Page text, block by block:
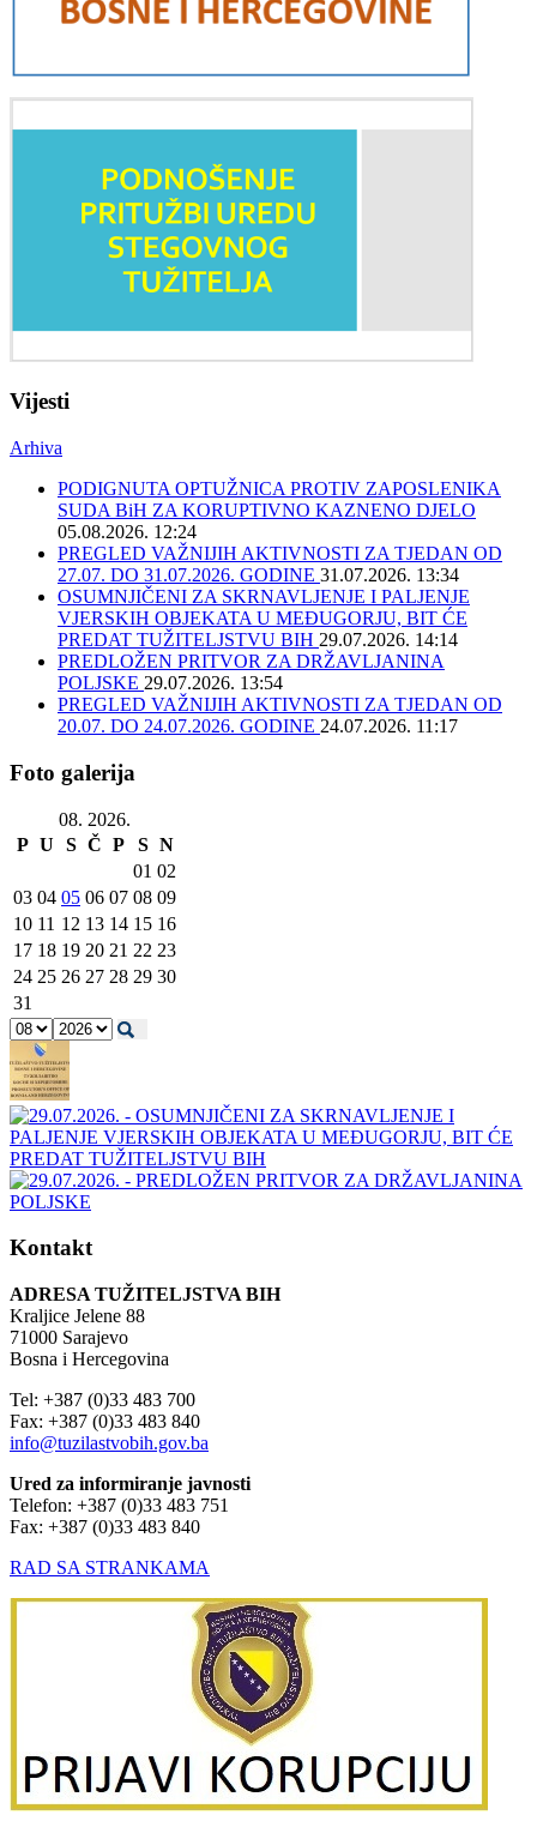
Vijesti
Arhiva
PODIGNUTA OPTUŽNICA PROTIV ZAPOSLENIKA
SUDA BiH ZA KORUPTIVNO KAZNENO DJELO
05.08.2026. 12:24
PREGLED VAŽNIJIH AKTIVNOSTI ZA TJEDAN OD
27.07. DO 31.07.2026. GODINE 31.07.2026. 13:34
OSUMNJIČENI ZA SKRNAVLJENJE I PALJENJE
VJERSKIH OBJEKATA U MEĐUGORJU, BIT ĆE
PREDAT TUŽITELJSTVU BIH 29.07.2026. 14:14
PREDLOŽEN PRITVOR ZA DRŽAVLJANINA
POLJSKE 29.07.2026. 13:54
PREGLED VAŽNIJIH AKTIVNOSTI ZA TJEDAN OD
20.07. DO 24.07.2026. GODINE 24.07.2026. 11:17
Foto galerija
08. 2026.
P U S Č P S N
01 02
03 04 05 06 07 08 09
10 11 12 13 14 15 16
17 18 19 20 21 22 23
24 25 26 27 28 29 30
31
Kontakt
ADRESA TUŽITELJSTVA BIH
Kraljice Jelene 88
71000 Sarajevo
Bosna i Hercegovina
Tel: +387 (0)33 483 700
Fax: +387 (0)33 483 840
info@tuzilastvobih.gov.ba
Ured za informiranje javnosti
Telefon: +387 (0)33 483 751
Fax: +387 (0)33 483 840
RAD SA STRANKAMA